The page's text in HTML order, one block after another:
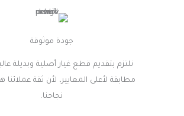
جودة موثوقة
نلتزم بتقديم قطع غيار أصلية وبديلة عالية الجودة
مطابقة لأعلى المعايير، لأن ثقة عملائنا هي أساس